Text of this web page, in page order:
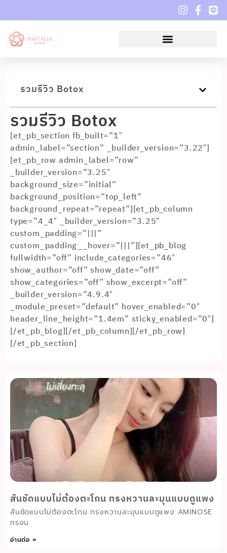
รวมรีวิว Botox
รวมรีวิว Botox
[et_pb_section fb_built=”1″
admin_label=”section” _builder_version=”3.22″]
[et_pb_row admin_label=”row”
_builder_version=”3.25″
background_size=”initial”
background_position=”top_left”
background_repeat=”repeat”][et_pb_column
type=”4_4″ _builder_version=”3.25″
custom_padding=”|||”
custom_padding__hover=”|||”][et_pb_blog
fullwidth=”off” include_categories=”46″
show_author=”off” show_date=”off”
show_categories=”off” show_excerpt=”off”
_builder_version=”4.9.4″
_module_preset=”default” hover_enabled=”0″
header_line_height=”1.4em” sticky_enabled=”0″]
[/et_pb_blog][/et_pb_column][/et_pb_row]
[/et_pb_section]
สันชัดแบบไม่ต้องตะโกน ทรงหวานละมุนแบบดูแพง
สันชัดแบบไม่ต้องตะโกน ทรงหวานละมุนแบบดูแพง AMINOSE
ทรงน
อ่านต่อ »